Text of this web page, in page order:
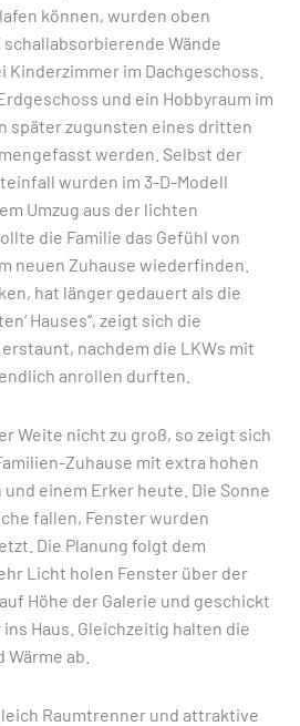
können, wurden oben
Wände
Kinderzimmer im Dachgeschoss.
und ein Hobbyraum im
später zugunsten eines dritten
werden. Selbst der
wurden im 3-D-Modell
Umzug aus der lichten
die Familie das Gefühl von
neuen Zuhause wiederfinden.
hat länger gedauert als die
Hauses“, zeigt sich die
nachdem die LKWs mit
anrollen durften.
Weite nicht zu groß, so zeigt sich
Zuhause mit extra hohen
einem Erker heute. Die Sonne
fallen, Fenster wurden
Die Planung folgt dem
Licht holen Fenster über der
Höhe der Galerie und geschickt
Haus. Gleichzeitig halten die
ab.
Raumtrenner und attraktive